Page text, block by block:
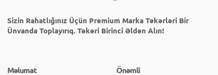
Sizin Rahatlığınız Üçün Premium Marka Təkərləri Bir
Ünvanda Toplayırıq. Təkəri Birinci Əldən Alın!
Məlumat Önəmli